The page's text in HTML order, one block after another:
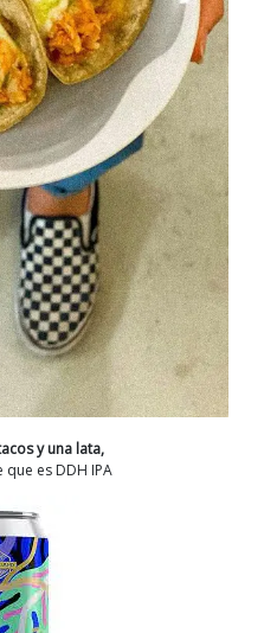
y una lata,
es DDH IPA